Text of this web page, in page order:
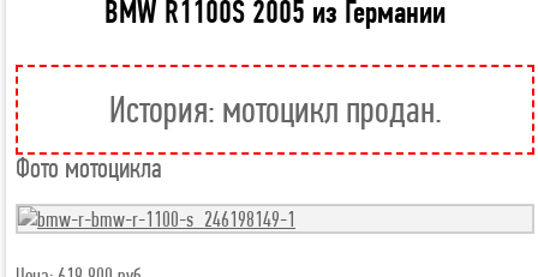
BMW R1100S 2005 из Германии
История: мотоцикл продан.
Фото мотоцикла